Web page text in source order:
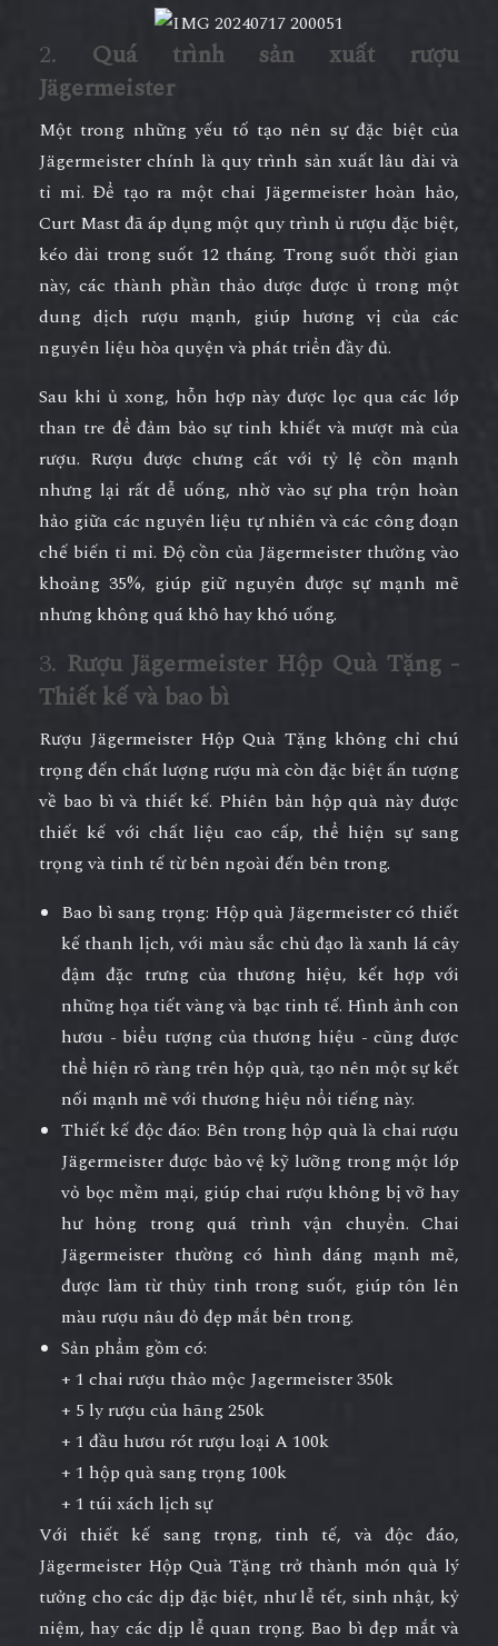
2. Quá trình sản xuất rượu
Jägermeister
Một trong những yếu tố tạo nên sự đặc biệt của
Jägermeister chính là quy trình sản xuất lâu dài và
tỉ mỉ. Để tạo ra một chai Jägermeister hoàn hảo,
Curt Mast đã áp dụng một quy trình ủ rượu đặc biệt,
kéo dài trong suốt 12 tháng. Trong suốt thời gian
này, các thành phần thảo dược được ủ trong một
dung dịch rượu mạnh, giúp hương vị của các
nguyên liệu hòa quyện và phát triển đầy đủ.
Sau khi ủ xong, hỗn hợp này được lọc qua các lớp
than tre để đảm bảo sự tinh khiết và mượt mà của
rượu. Rượu được chưng cất với tỷ lệ cồn mạnh
nhưng lại rất dễ uống, nhờ vào sự pha trộn hoàn
hảo giữa các nguyên liệu tự nhiên và các công đoạn
chế biến tỉ mỉ. Độ cồn của Jägermeister thường vào
khoảng 35%, giúp giữ nguyên được sự mạnh mẽ
nhưng không quá khô hay khó uống.
3. Rượu Jägermeister Hộp Quà Tặng -
Thiết kế và bao bì
Rượu Jägermeister Hộp Quà Tặng không chỉ chú
trọng đến chất lượng rượu mà còn đặc biệt ấn tượng
về bao bì và thiết kế. Phiên bản hộp quà này được
thiết kế với chất liệu cao cấp, thể hiện sự sang
trọng và tinh tế từ bên ngoài đến bên trong.
Bao bì sang trọng: Hộp quà Jägermeister có thiết
kế thanh lịch, với màu sắc chủ đạo là xanh lá cây
đậm đặc trưng của thương hiệu, kết hợp với
những họa tiết vàng và bạc tinh tế. Hình ảnh con
hươu - biểu tượng của thương hiệu - cũng được
thể hiện rõ ràng trên hộp quà, tạo nên một sự kết
nối mạnh mẽ với thương hiệu nổi tiếng này.
Thiết kế độc đáo: Bên trong hộp quà là chai rượu
Jägermeister được bảo vệ kỹ lưỡng trong một lớp
vỏ bọc mềm mại, giúp chai rượu không bị vỡ hay
hư hỏng trong quá trình vận chuyển. Chai
Jägermeister thường có hình dáng mạnh mẽ,
được làm từ thủy tinh trong suốt, giúp tôn lên
màu rượu nâu đỏ đẹp mắt bên trong.
Sản phẩm gồm có:
+ 1 chai rượu thảo mộc Jagermeister 350k
+ 5 ly rượu của hãng 250k
+ 1 đầu hươu rót rượu loại A 100k
+ 1 hộp quà sang trọng 100k
+ 1 túi xách lịch sự
Với thiết kế sang trọng, tinh tế, và độc đáo,
Jägermeister Hộp Quà Tặng trở thành món quà lý
tưởng cho các dịp đặc biệt, như lễ tết, sinh nhật, kỷ
niệm, hay các dịp lễ quan trọng. Bao bì đẹp mắt và